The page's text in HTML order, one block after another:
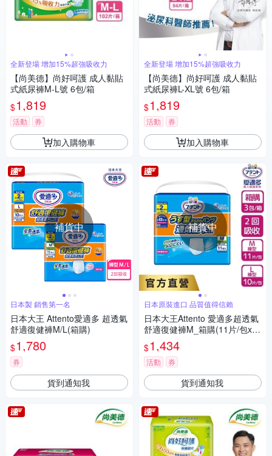
全新登場 增加15%超強吸收力
【尚美德】尚好呵護 成人黏貼
式紙尿褲M-L號 6包/箱
$1,819
活動 券
加入購物車
補貨中
日本製 銷售第一名
日本大王 Attento愛適多 超透氣
舒適復健褲M/L(箱購)
$1,780
券
貨到通知我
全新登場 增加15%超強吸收力
【尚美德】尚好呵護 成人黏貼
式紙尿褲L-XL號 6包/箱
$1,819
活動 券
加入購物車
補貨中
日本原裝進口 品質值得信賴
日本大王Attento 愛適多超透氣
舒適復健褲M_箱購(11片/包x6
包)
$1,434
活動 券
貨到通知我